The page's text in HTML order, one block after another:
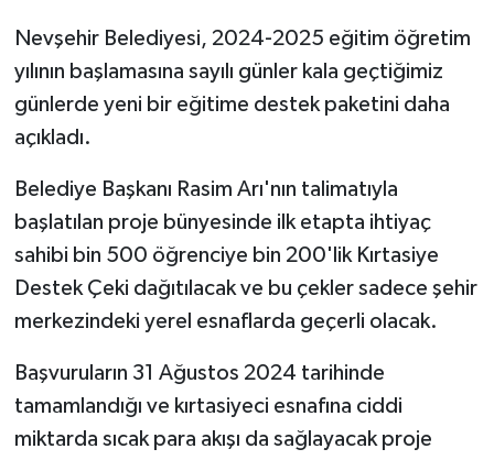
Nevşehir Belediyesi, 2024-2025 eğitim öğretim
yılının başlamasına sayılı günler kala geçtiğimiz
günlerde yeni bir eğitime destek paketini daha
açıkladı.
Belediye Başkanı Rasim Arı'nın talimatıyla
başlatılan proje bünyesinde ilk etapta ihtiyaç
sahibi bin 500 öğrenciye bin 200'lik Kırtasiye
Destek Çeki dağıtılacak ve bu çekler sadece şehir
merkezindeki yerel esnaflarda geçerli olacak.
Başvuruların 31 Ağustos 2024 tarihinde
tamamlandığı ve kırtasiyeci esnafına ciddi
miktarda sıcak para akışı da sağlayacak proje